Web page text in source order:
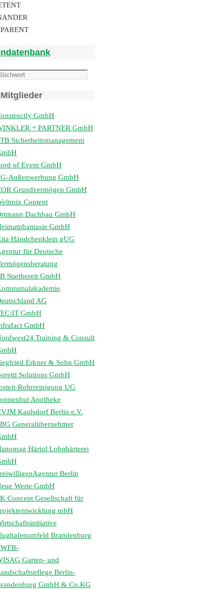
GmbH
+ PARTNER GmbH
Sicherheitsmanagement
of Event GmbH
Außenwerbung GmbH
Grundvermögen GmbH
Content
Dachbau GmbH
GmbH
Händchenklein gUG
für Deutsche
Startbereit GmbH
AG
GmbH
GmbH
Training & Consult
Erkner & Sohn GmbH
Solutions GmbH
Rohrreinigung UG
Apotheke
Kaulsdorf Berlin e.V.
Generalübernehmer
Härtol Lohnhärterei
Berlin
Werte GmbH
Concept Gesellschaft für
mbH
Brandenburg
Garten- und
Berlin-
GmbH & Co.KG